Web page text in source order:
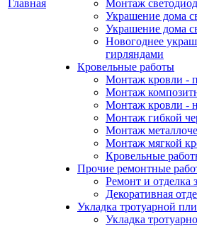
Главная
Монтаж
Украшение дома
Украшение дома
Новогоднее
гирляндами
Кровельные работы
Монтаж кровли -
Монтаж
Монтаж кровли -
Монтаж гибкой
Монтаж
Монтаж мягкой
Кровельные
Прочие ремонтные
Ремонт и отделка
Декоративная
Укладка тротуарной
Укладка